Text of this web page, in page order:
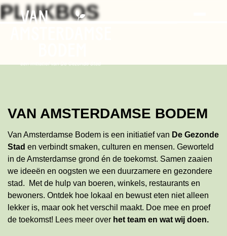
Skip
to
Search
PLUKBOS
VAN AMSTERDAMSE BODEM
Van Amsterdamse Bodem is een initiatief van De Gezonde
Stad en verbindt smaken, culturen en mensen. Geworteld
in de Amsterdamse grond én de toekomst. Samen zaaien
we ideeën en oogsten we een duurzamere en gezondere
stad. Met de hulp van boeren, winkels, restaurants en
bewoners. Ontdek hoe lokaal en bewust eten niet alleen
lekker is, maar ook het verschil maakt. Doe mee en proef
de toekomst! Lees meer over het team en wat wij doen.